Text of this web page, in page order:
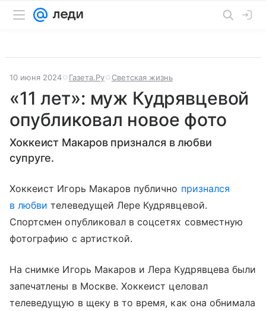
10 июня 2024 Газета.Ру Светская жизнь
«11 лет»: муж Кудрявцевой
опубликовал новое фото
Хоккеист Макаров признался в любви
супруге.
Хоккеист Игорь Макаров публично признался
в любви телеведущей Лере Кудрявцевой.
Спортсмен опубликовал в соцсетях совместную
фотографию с артисткой.
На снимке Игорь Макаров и Лера Кудрявцева были
запечатлены в Москве. Хоккеист целовал
телеведущую в щеку в то время, как она обнимала